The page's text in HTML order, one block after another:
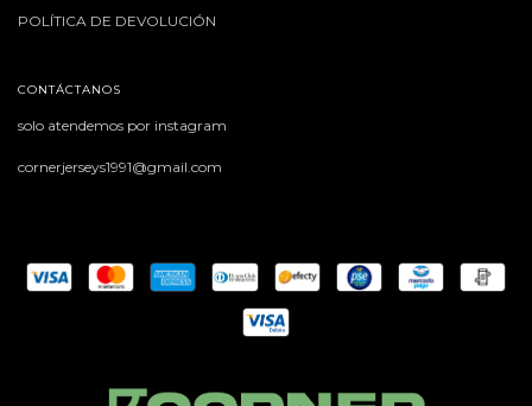
POLÍTICA DE DEVOLUCIÓN
CONTÁCTANOS
solo atendemos por instagram
cornerjerseys1991@gmail.com